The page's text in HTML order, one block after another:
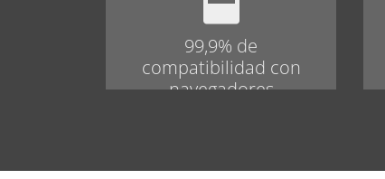
99,9% de
compatibilidad con
navegadores